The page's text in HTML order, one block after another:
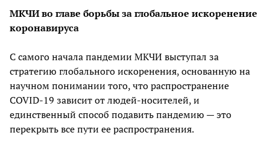
МКЧИ во главе борьбы за глобальное искоренение
коронавируса
С самого начала пандемии МКЧИ выступал за
стратегию глобального искоренения, основанную на
научном понимании того, что распространение
COVID-19 зависит от людей-носителей, и
единственный способ подавить пандемию — это
перекрыть все пути ее распространения.